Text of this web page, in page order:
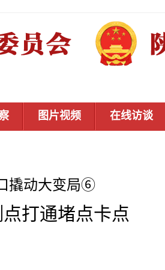
图片视频 在线访谈
撬动大变局⑥
打通堵点卡点